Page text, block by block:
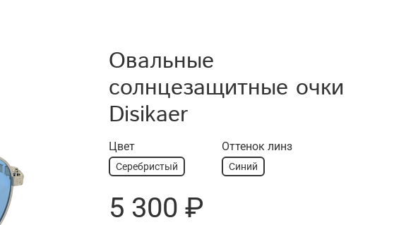
Овальные
солнцезащитные очки
Disikaer
Цвет
Серебристый
Оттенок линз
Синий
5 300 ₽